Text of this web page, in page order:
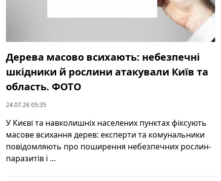
Дерева масово всихають: небезпечні
шкідники й рослини атакували Київ та
область. ФОТО
24.07.26 05:35
У Києві та навколишніх населених пунктах фіксують
масове всихання дерев: експерти та комунальники
повідомляють про поширення небезпечних рослин-
паразитів і ...